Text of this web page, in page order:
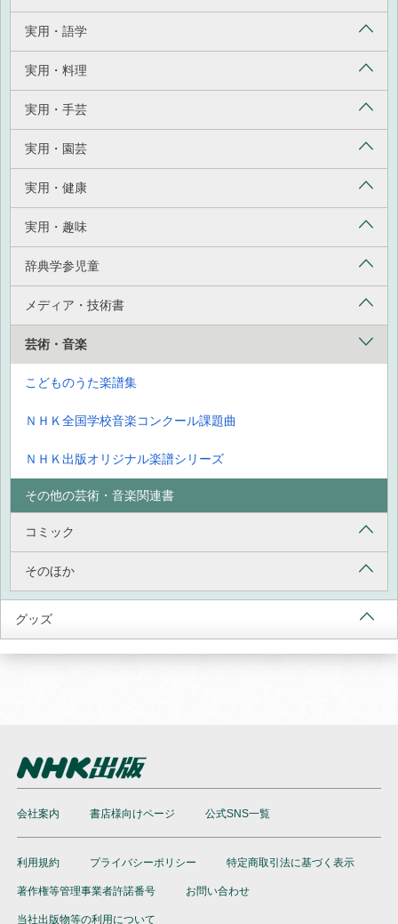
実用・語学
実用・料理
実用・手芸
実用・園芸
実用・健康
実用・趣味
辞典学参児童
メディア・技術書
芸術・音楽
こどものうた楽譜集
ＮＨＫ全国学校音楽コンクール課題曲
ＮＨＫ出版オリジナル楽譜シリーズ
その他の芸術・音楽関連書
コミック
そのほか
グッズ
会社案内 書店様向けページ 公式SNS一覧
利用規約 プライバシーポリシー 特定商取引法に基づく表示
著作権等管理事業者許諾番号 お問い合わせ
当社出版物等の利用について